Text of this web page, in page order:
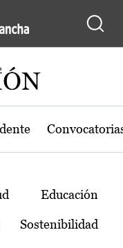
Castilla-La
Educación
Sostenibilidad